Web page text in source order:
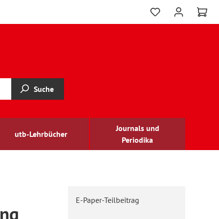
Suche
utb-Lehrbücher
Journals und
Periodika
E-Paper-Teilbeitrag